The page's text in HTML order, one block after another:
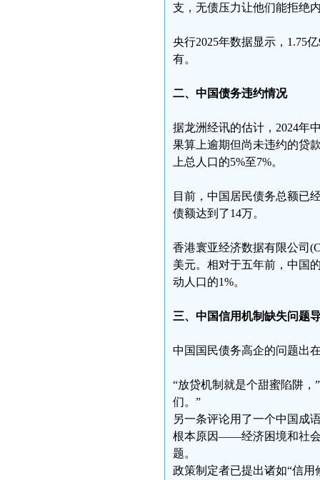
支，无债压力让他们能拒绝
央行2025年数据显示，1.75
有。
二、中国债务违约情况
据龙洲经讯的估计，2024年
果算上逾期但尚未违约的贷
上总人口的5%至7%。
目前，中国居民债务总额已
债额达到了14万。
香港寰亚经济数据有限公司
美元。相对于五年前，中国
动人口的1%。
三、中国信用机制缺失问题
中国国民债务高企的问题出
“放贷机制就是个甜蜜陷阱
们。”
另一条评论用了一个中国成
根本原因——经济困境和社
题。
政策制定者已提出诸如“信